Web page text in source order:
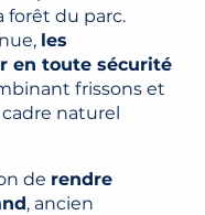
forêt du parc.
les
en toute sécurité
frissons et
naturel
de rendre
, ancien